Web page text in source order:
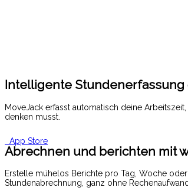
Intelligente
MoveJack erfasst automatisch deine
denken musst.
App Store
Abrechnen und berichten mit
Erstelle mühelos Berichte pro Tag, Woche
Stundenabrechnung, ganz ohne